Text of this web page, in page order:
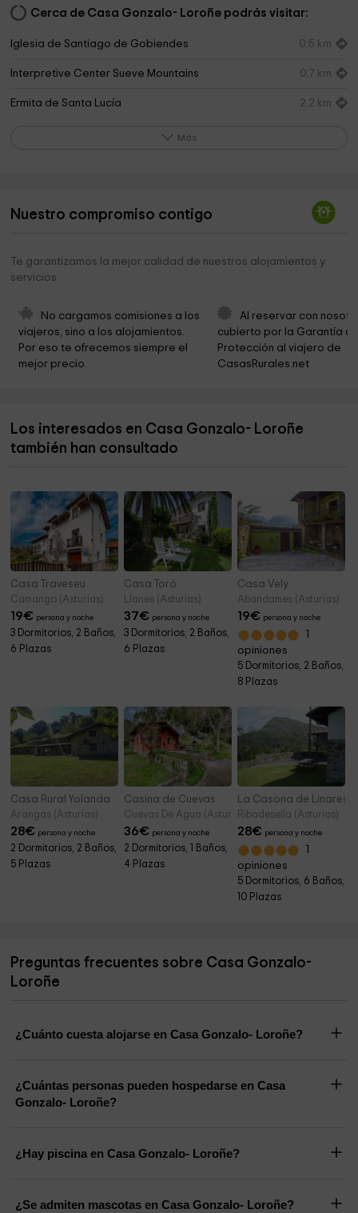
Cerca de Casa Gonzalo- Loroñe podrás visitar:
Iglesia de Santiago de Gobiendes 0,5 km
Interpretive Center Sueve Mountains 0,7 km
Ermita de Santa Lucía 2,2 km
San Cristobal el Real 4,1 km
Colunga Ayuntamiento
Jurassic Museum of Asturias
Ermita de Santa Marina
Parroquia de Santa Marina - Berbes 6,1 km
Ermita de San Antonio 6,3 km
Más
Nuestro compromiso contigo
Te garantizamos la mejor calidad de nuestros alojamientos y
servicios
No cargamos comisiones a los
viajeros, sino a los alojamientos.
Por eso te ofrecemos siempre el
mejor precio.
Al reservar con
cubierto por la Garantía
Protección al viajero de
CasasRurales.net
Los interesados en Casa Gonzalo- Loroñe
también han consultado
Casa Traveseu
Camango (Asturias)
19€ persona y noche
3 Dormitorios, 2 Baños,
6 Plazas
Casa Toró
Llanes (Asturias)
37€ persona y noche
3 Dormitorios, 2 Baños,
6 Plazas
Casa Vely
Abandames (Asturias)
19€ persona y noche
opiniones
5 Dormitorios, 2 Baños,
8 Plazas
Casa Rural Yolanda
Arangas (Asturias)
28€ persona y noche
2 Dormitorios, 2 Baños,
5 Plazas
Casina de Cuevas
Cuevas De Agua (Asturias)
36€ persona y noche
2 Dormitorios, 1 Baños,
4 Plazas
La Casona de Linares
Ribadesella (Asturias)
28€ persona y noche
opiniones
5 Dormitorios, 6 Baños,
10 Plazas
Preguntas frecuentes sobre Casa Gonzalo-
Loroñe
¿Cuánto cuesta alojarse en Casa Gonzalo- Loroñe?
¿Cuántas personas pueden hospedarse en Casa
Gonzalo- Loroñe?
¿Hay piscina en Casa Gonzalo- Loroñe?
¿Se admiten mascotas en Casa Gonzalo- Loroñe?